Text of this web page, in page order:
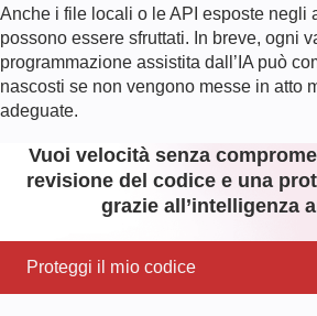
Anche i file locali o le API esposte negli
possono essere sfruttati. In breve, ogni
programmazione assistita dall’IA può
nascosti se non vengono messe in atto
adeguate.
Vuoi velocità senza
revisione del codice e una
grazie all’intelligenza
Proteggi il mio codice